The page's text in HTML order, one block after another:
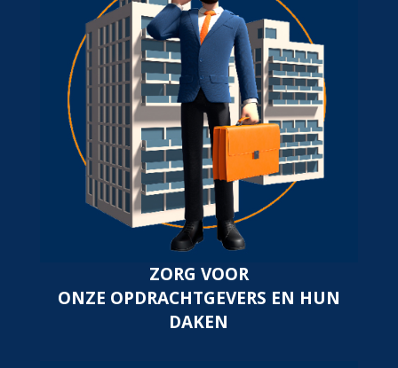
ZORG VOOR
ONZE OPDRACHTGEVERS EN HUN
DAKEN